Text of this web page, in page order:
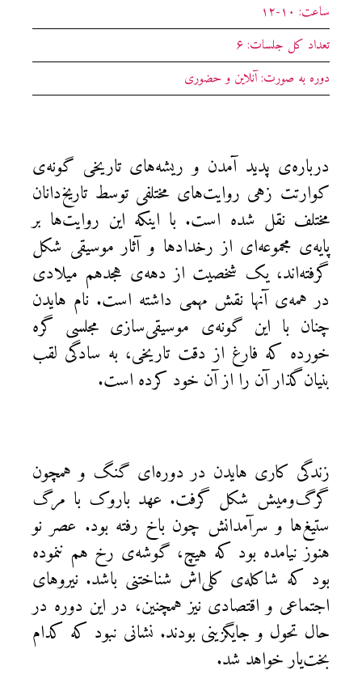
ساعت: ۱۰-۱۲
تعداد کل جلسات: ۶
دوره به صورت: آنلاین و حضوری
درباره‌ی پدید آمدن و ریشه‌های تاریخی گونه‌ی
کوارتت زهی روایت‌های مختلفی توسط تاریخ‌دانان
مختلف نقل شده است. با اینکه این روایت‌ها بر
پایه‌ی مجموعه‌ای از رخدادها و آثار موسیقی شکل
گرفته‌اند، یک شخصیت از دهه‌ی هجدهم میلادی
در همه‌ی آنها نقش مهمی داشته است. نام هایدن
چنان با این‌ گونه‌ی موسیقی‌سازی مجلسی گره
خورده که فارغ از دقت تاریخی، به سادگی لقب
بنیان‌گذار آن را از آن خود کرده است.
زندگی کاری هایدن در دوره‌ای گنگ و همچون
گرگ‌ومیش شکل گرفت. عهد باروک با مرگ
ستیغ‌ها و سرآمدانش چون باخ رفته بود. عصر نو
هنوز نیامده بود که هیچ، گوشه‌ی رخ هم ننموده
بود که شاکله‌ی کلی‌اش شناختنی باشد. نیروهای
اجتماعی و اقتصادی نیز همچنین، در این دوره در
حال تحول و جایگزینی بودند. نشانی نبود که کدام
بخت‌یار خواهد شد.